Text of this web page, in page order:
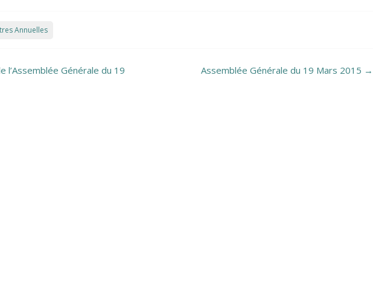
Annuelles
l’Assemblée Générale du 19
Assemblée Générale du 19 Mars 2015 →